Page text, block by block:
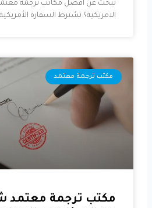
تبحث عن أفضل مكاتب ترجمة
الامريكية؟ تشترط السفارة
مكتب ترجمة معتمد
مكتب ترجمة معتمد